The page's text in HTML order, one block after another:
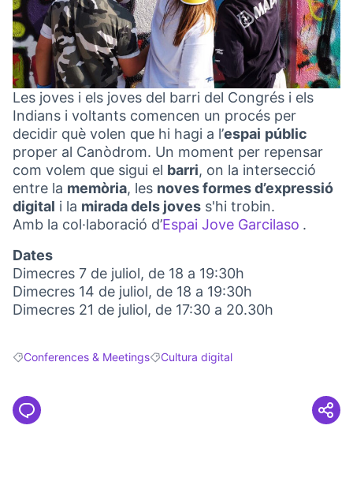
Les joves i els joves del barri del Congrés i els
Indians i voltants comencen un procés per
decidir què volen que hi hagi a l’espai públic
proper al Canòdrom. Un moment per repensar
com volem que sigui el barri, on la intersecció
entre la memòria, les noves formes d’expressió
digital i la mirada dels joves s'hi trobin.
Amb la col·laboració d’Espai Jove Garcilaso .
Dates
Dimecres 7 de juliol, de 18 a 19:30h
Dimecres 14 de juliol, de 18 a 19:30h
Dimecres 21 de juliol, de 17:30 a 20.30h
Filter results for: Conferences & Meetings
Conferences & MeetingsFilter results for: Cultura digital
Cultura digital